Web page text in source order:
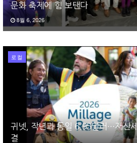
문화 축제에 힘 보탠다
8월 6, 2026
로컬
귀넷, 작년과 동일 6.95달러…재산
결